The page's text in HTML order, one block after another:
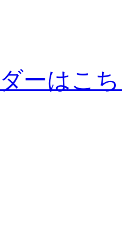
ーはこ